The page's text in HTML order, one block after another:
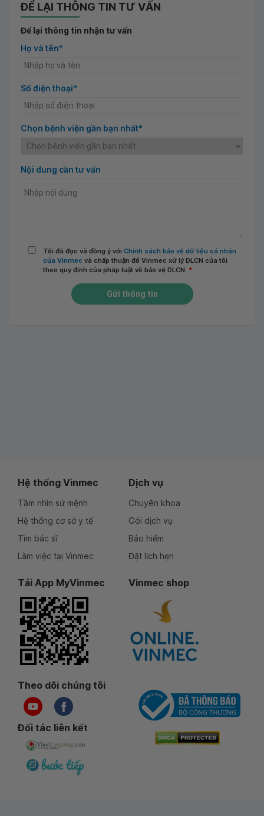
ĐỂ LẠI THÔNG TIN TƯ VẤN
Để lại thông tin nhận tư vấn
Họ và tên*
Số điện thoại*
Chọn bệnh viện gần bạn nhất*
Nội dung cần tư vấn
Tôi đã đọc và đồng ý với Chính sách bảo vệ dữ liệu cá nhân
của Vinmec và chấp thuận để Vinmec xử lý DLCN của tôi
theo quy định của pháp luật về bảo vệ DLCN. *
Gửi thông tin
Hệ thống Vinmec
Tầm nhìn sứ mệnh
Hệ thống cơ sở y tế
Tìm bác sĩ
Làm việc tại Vinmec
Dịch vụ
Chuyên khoa
Gói dịch vụ
Bảo hiểm
Đặt lịch hẹn
Tải App MyVinmec Vinmec shop
Theo dõi chúng tôi
Đối tác liên kết